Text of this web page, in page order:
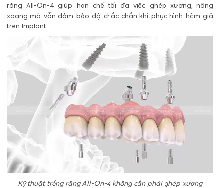
răng All-On-4 giúp hạn chế tối đa việc ghép xương, nâng
xoang mà vẫn đảm bảo độ chắc chắn khi phục hình hàm giả
trên Implant.
Kỹ thuật trồng răng All-On-4 không cần phải ghép xương